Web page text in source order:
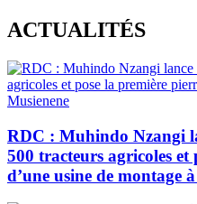
Skip
to
content
ACTUALITÉS
RDC : Muhindo Nzangi
500 tracteurs agricoles et
d’une usine de montage